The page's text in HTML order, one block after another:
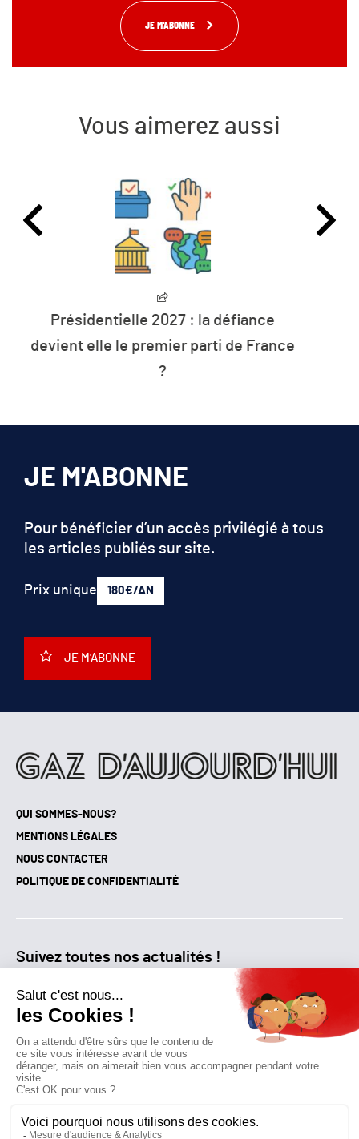
JE M'ABONNE
Vous aimerez aussi
L’humanité vit désormais à crédit sur
les ressources de la planète
QUI SOMMES-NOUS?
MENTIONS LÉGALES
NOUS CONTACTER
POLITIQUE DE CONFIDENTIALITÉ
Suivez toutes nos actualités !
Qui sommes-nous?
Contactez-nous
JE M'ABONNE
Pour bénéficier d’un accès privilégié à tous
les articles publiés sur site.
Prix unique 180€/AN
JE M'ABONNE